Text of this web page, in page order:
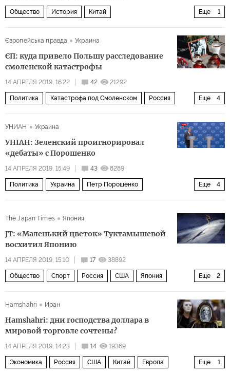
Еще 1
Общество История Китай
Європейська правда
Украина
ЄП: куда привело Польшу расследование
смоленской катастрофы
14 АПРЕЛЯ 2019, 16:22 42 21292
Еще 4
Политика Катастрофа под Смоленском Россия
катастрофа
УНИАН Украина
УНIАН: Зеленский проигнорировал
«дебаты» с Порошенко
14 АПРЕЛЯ 2019, 15:49 43 8289
Еще 4
Политика Украина Петр Порошенко
Президентские выборы
The Japan Times Япония
JT: «Маленький цветок» Туктамышевой
восхитил Японию
14 АПРЕЛЯ 2019, 15:10 17 38892
Еще 2
Общество Спорт Россия США Япония
Hamshahri
Иран
Hamshahri: дни господства доллара в
мировой торговле сочтены?
14 АПРЕЛЯ 2019, 14:23 14 19369
Еще 1
Экономика Россия США Китай Европа